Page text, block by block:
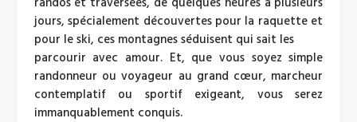
jours, spécialement découvertes pour la raquette et
pour le ski, ces montagnes séduisent qui sait les
parcourir avec amour. Et, que vous soyez simple
randonneur ou voyageur au grand cœur, marcheur
contemplatif ou sportif exigeant, vous serez
immanquablement conquis.